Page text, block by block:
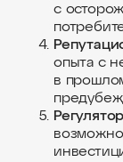
с
опыта с
в